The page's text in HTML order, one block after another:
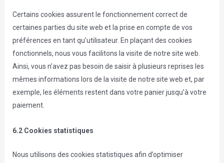
Certains cookies assurent le fonctionnement correct de
certaines parties du site web et la prise en compte de vos
préférences en tant qu’utilisateur. En plaçant des cookies
fonctionnels, nous vous facilitons la visite de notre site web.
Ainsi, vous n’avez pas besoin de saisir à plusieurs reprises les
mêmes informations lors de la visite de notre site web et, par
exemple, les éléments restent dans votre panier jusqu’à votre
paiement.
6.2 Cookies statistiques
Nous utilisons des cookies statistiques afin d’optimiser